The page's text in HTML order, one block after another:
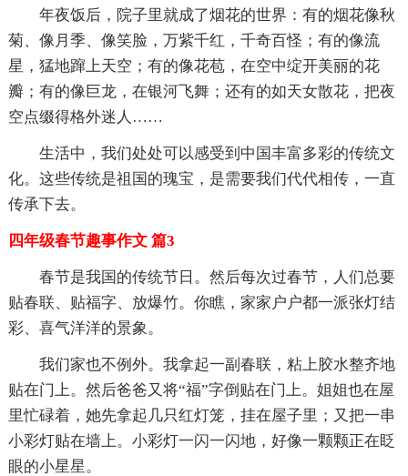
年夜饭后，院子里就成了烟花的世界：有的烟花像秋
菊、像月季、像笑脸，万紫千红，千奇百怪；有的像流
星，猛地蹿上天空；有的像花苞，在空中绽开美丽的花
瓣；有的像巨龙，在银河飞舞；还有的如天女散花，把夜
空点缀得格外迷人……
生活中，我们处处可以感受到中国丰富多彩的传统文
化。这些传统是祖国的瑰宝，是需要我们代代相传，一直
传承下去。
四年级春节趣事作文 篇3
春节是我国的传统节日。然后每次过春节，人们总要
贴春联、贴福字、放爆竹。你瞧，家家户户都一派张灯结
彩、喜气洋洋的景象。
我们家也不例外。我拿起一副春联，粘上胶水整齐地
贴在门上。然后爸爸又将“福”字倒贴在门上。姐姐也在屋
里忙碌着，她先拿起几只红灯笼，挂在屋子里；又把一串
小彩灯贴在墙上。小彩灯一闪一闪地，好像一颗颗正在眨
眼的小星星。